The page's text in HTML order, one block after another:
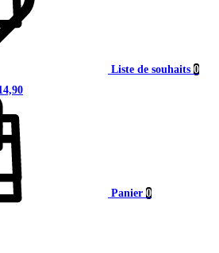
Liste de souhaits 0
Panier 0